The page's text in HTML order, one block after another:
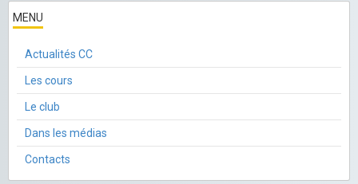
MENU
Actualités CC
Les cours
Le club
Dans les médias
Contacts